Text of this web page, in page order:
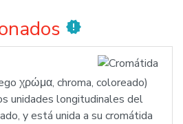
new_releases
χρώμα, chroma, coloreado)
unidades longitudinales del
y está unida a su cromátida